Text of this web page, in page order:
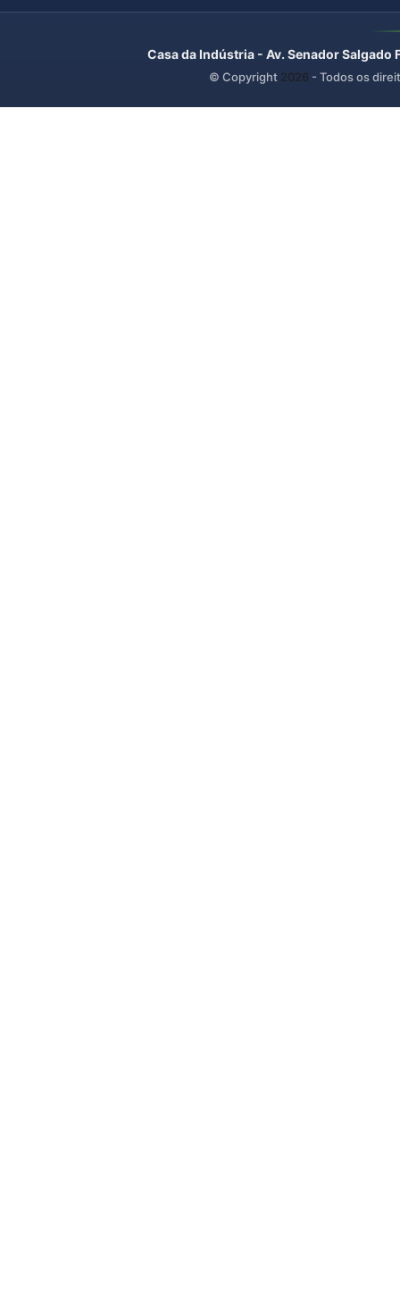
Casa da Indústria - Av. Senador
© Copyright 2026 - Todos os